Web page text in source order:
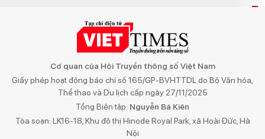
Cơ quan của Hội Truyền thông số Việt Nam
Giấy phép hoạt động báo chí số 165/GP-BVHTTDL do Bộ Văn hóa,
Thể thao và Du lịch cấp ngày 27/11/2025
Tổng Biên tập: Nguyễn Bá Kiên
Tòa soạn: LK16-18, Khu đô thị Hinode Royal Park, xã Hoài Đức, Hà
Nội